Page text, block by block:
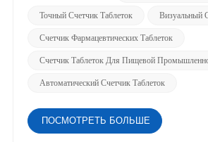
Точный Счетчик Таблеток Визуальный
Счетчик Фармацевтических Таблеток
Счетчик Таблеток Для Пищевой
Автоматический Счетчик Таблеток
ПОСМОТРЕТЬ БОЛЬШЕ